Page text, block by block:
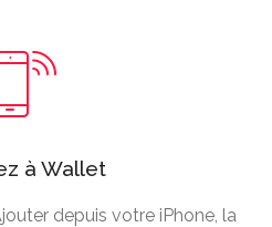
à Wallet
depuis votre iPhone, la